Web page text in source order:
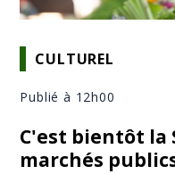
CULTUREL
Publié à 12h00
C'est bientôt la
marchés